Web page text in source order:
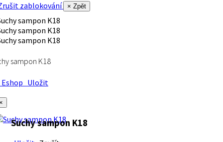
zablokování
× Zpět
sampon K18
Uložit
Suchy sampon K18